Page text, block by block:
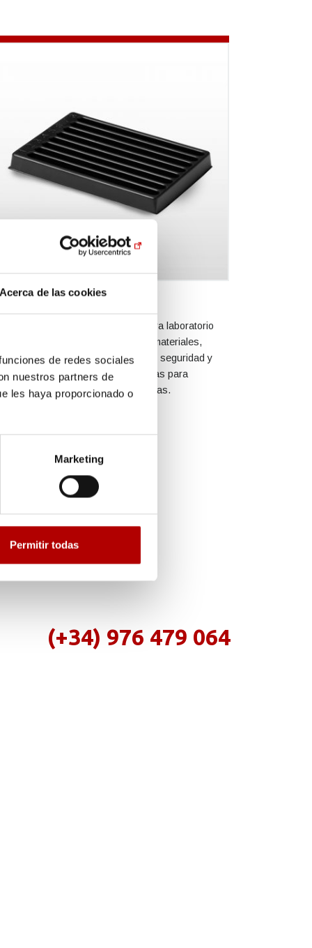
Acerca de las cookies
de redes sociales
nuestros partners de
les haya proporcionado o
Marketing
Permitir todas
Arapack producimos bandejas para laboratorio
requerimientos en diferentes materiales,
y acabados con garantías de seguridad y
del proceso. Son bandejas para
usos, resistentes y duraderas.
(+34) 976 479 064